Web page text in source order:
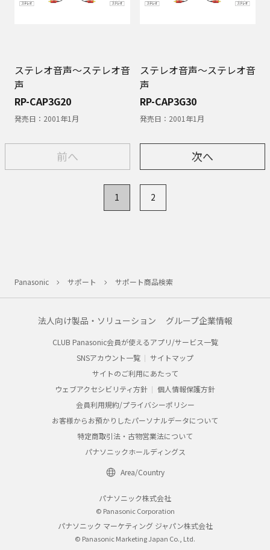
ステレオ音声～ステレオ音
声
RP-CAP3G20
発売日： 2001年1月
ステレオ音声～ステレオ音
声
RP-CAP3G30
発売日： 2001年1月
前へ
1 2
次へ
Panasonic サポート サポート商品検索
法人向け製品・ソリューション グループ企業情報
CLUB Panasonic会員が使えるアプリ/サービス一覧
SNSアカウント一覧
サイトマップ
サイトのご利用にあたって
ウェブアクセシビリティ方針
個人情報保護方針
会員利用規約/プライバシーポリシー
お客様からお預かりしたパーソナルデータについて
特定商取引法・古物営業法について
パナソニックホールディングス
Area/Country
パナソニック株式会社
© Panasonic Corporation
パナソニック マーケティング ジャパン株式会社
© Panasonic Marketing Japan Co., Ltd.